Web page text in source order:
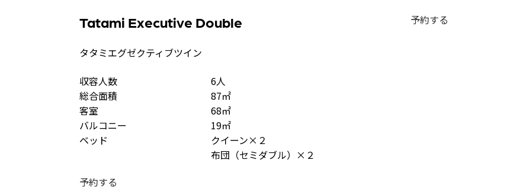
Tatami Executive Double
タタミエグゼクティブツイン
収容人数
総合面積
客室
バルコニー
ベッド
6人
87㎡
68㎡
19㎡
クイーン×２
布団（セミダブル）×２
予約する
予約する